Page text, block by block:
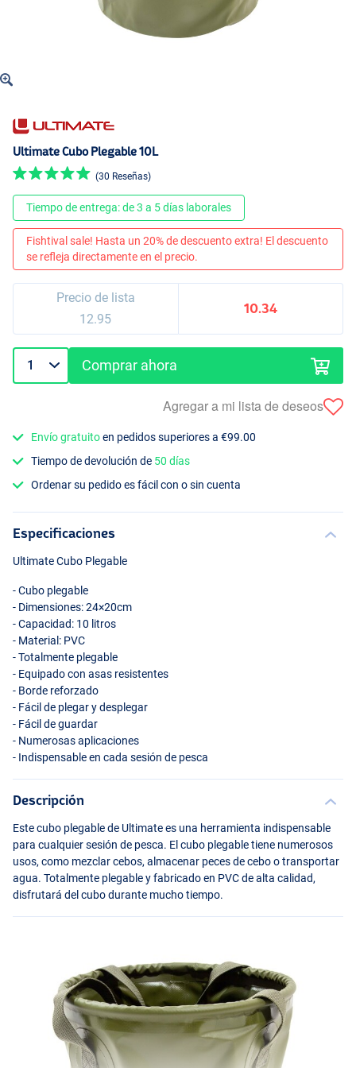
Ultimate Cubo Plegable 10L
(30 Reseñas)
Tiempo de entrega: de 3 a 5 días laborales
Fishtival sale! Hasta un 20% de descuento extra! El descuento
se refleja directamente en el precio.
Precio de lista
12.95
10.34
Comprar ahora
Agregar a mi lista de deseos
Envío gratuitoen pedidos superiores a €99.00
Tiempo de devolución de 50 días
Ordenar su pedido es fácil con o sin cuenta
Especificaciones
Ultimate Cubo Plegable
- Cubo plegable
- Dimensiones: 24×20cm
- Capacidad: 10 litros
- Material: PVC
- Totalmente plegable
- Equipado con asas resistentes
- Borde reforzado
- Fácil de plegar y desplegar
- Fácil de guardar
- Numerosas aplicaciones
- Indispensable en cada sesión de pesca
Descripción
Este cubo plegable de Ultimate es una herramienta indispensable
para cualquier sesión de pesca. El cubo plegable tiene numerosos
usos, como mezclar cebos, almacenar peces de cebo o transportar
agua. Totalmente plegable y fabricado en PVCde alta calidad,
disfrutará del cubo durante mucho tiempo.